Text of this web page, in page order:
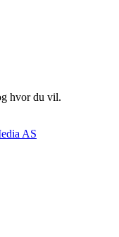
hvor du vil.
AS